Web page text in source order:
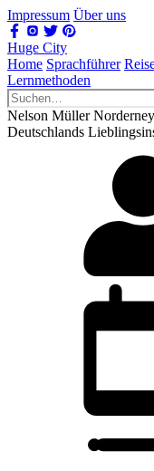
Impressum Über uns
Huge City
Home Sprachführer
Lernmethoden
Nelson Müller
Deutschlands